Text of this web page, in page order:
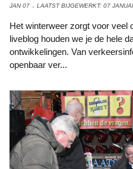
JAN 07 LAATST BIJGEWERKT: 07
Het winterweer zorgt voor veel
liveblog houden we je de hele
ontwikkelingen. Van
openbaar ver...